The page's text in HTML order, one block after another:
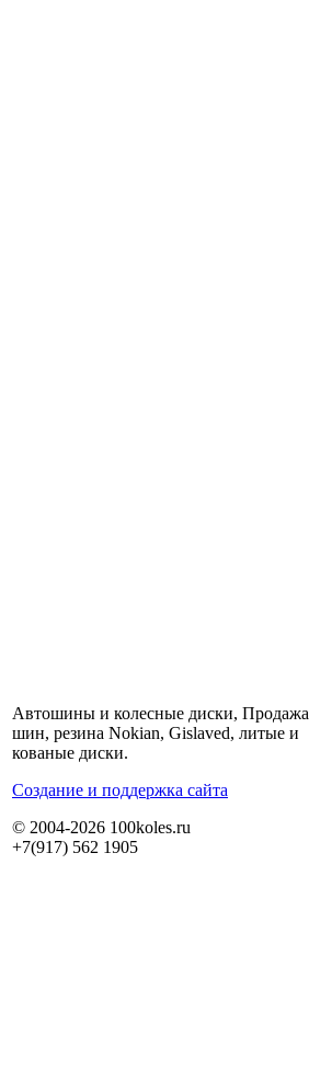
Автошины и колесные диски, Продажа
шин, резина Nokian, Gislaved, литые и
кованые диски.
Cоздание и поддержка сайта
© 2004-2026 100koles.ru
+7(917) 562 1905